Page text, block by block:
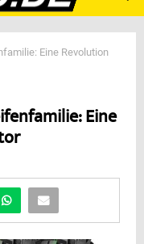
Eine Revolution
Eine